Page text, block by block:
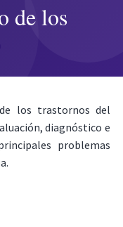
de los
los trastornos del
diagnóstico e
problemas